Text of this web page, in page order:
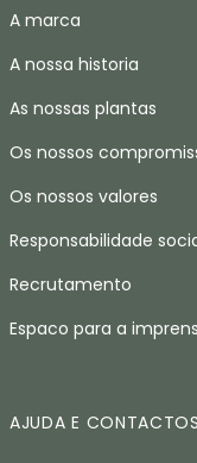
A marca
A nossa historia
As nossas plantas
Os nossos
Os nossos valores
Responsabilidade
Recrutamento
Espaco para a
AJUDA E CONTACTOS